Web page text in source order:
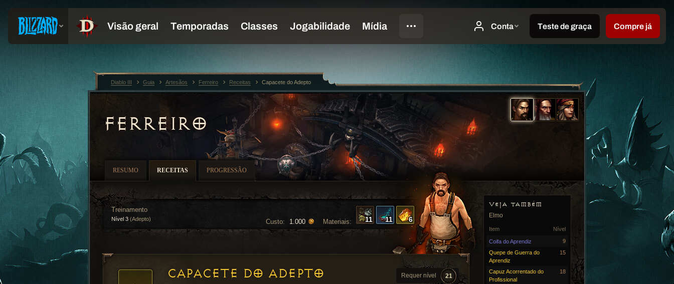
FERREIRO
RESUMO RECEITAS PROGRESSÃO
VEJA TAMBÉM
Elmo
Nível
Item
Coifa do Aprendiz
9
Quepe de Guerra do
Aprendiz
15
Capuz Acorrentado do
Profissional
18
Materiais: 11 11 6
Custo: 1.000
Treinamento
Nível 3 (Adepto)
Requer nível 21
CAPACETE DO ADEPTO
Diablo III Guia Artesãos Ferreiro Receitas Capacete do Adepto